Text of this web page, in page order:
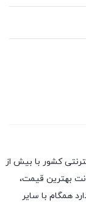
کشور با بیش از
بهترین قیمت،
همگام با سایر